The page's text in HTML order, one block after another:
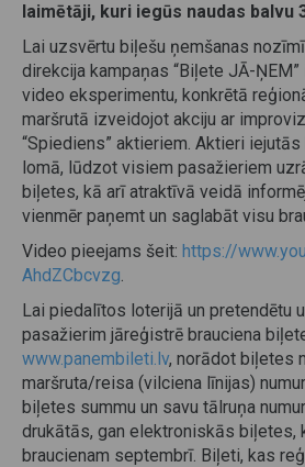
laimētāji, kuri iegūs naudas balvu
Lai uzsvērtu biļešu ņemšanas
direkcija kampaņas “Biļete JĀ-
video eksperimentu, konkrētā
maršrutā izveidojot akciju ar
“Spiediens” aktieriem. Aktieri
lomā, lūdzot visiem pasažieriem
biļetes, kā arī atraktīvā veidā
vienmēr paņemt un saglabāt visu
Video pieejams šeit: https://
AhdZCbcvzg
Lai piedalītos loterijā un pretendētu
pasažierim jāreģistrē brauciena
www.panembileti.lv, norādot biļetes
maršruta/reisa (vilciena līnijas)
biļetes summu un savu tālruņa
drukātās, gan elektroniskās biļetes,
braucienam septembrī. Biļeti, kas